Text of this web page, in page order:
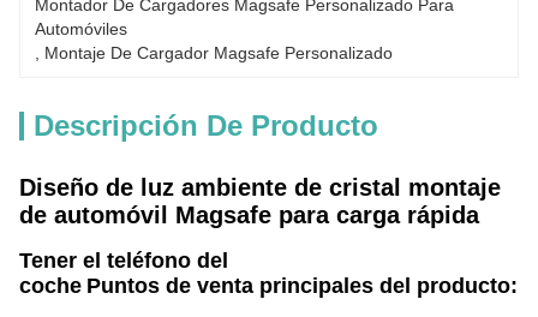
Montador De Cargadores Magsafe Personalizado Para
Automóviles
Montaje De Cargador Magsafe Personalizado
Descripción De Producto
Diseño de luz ambiente de cristal montaje
de automóvil Magsafe para carga rápida
Tener el teléfono del
coche Puntos de venta principales del producto: